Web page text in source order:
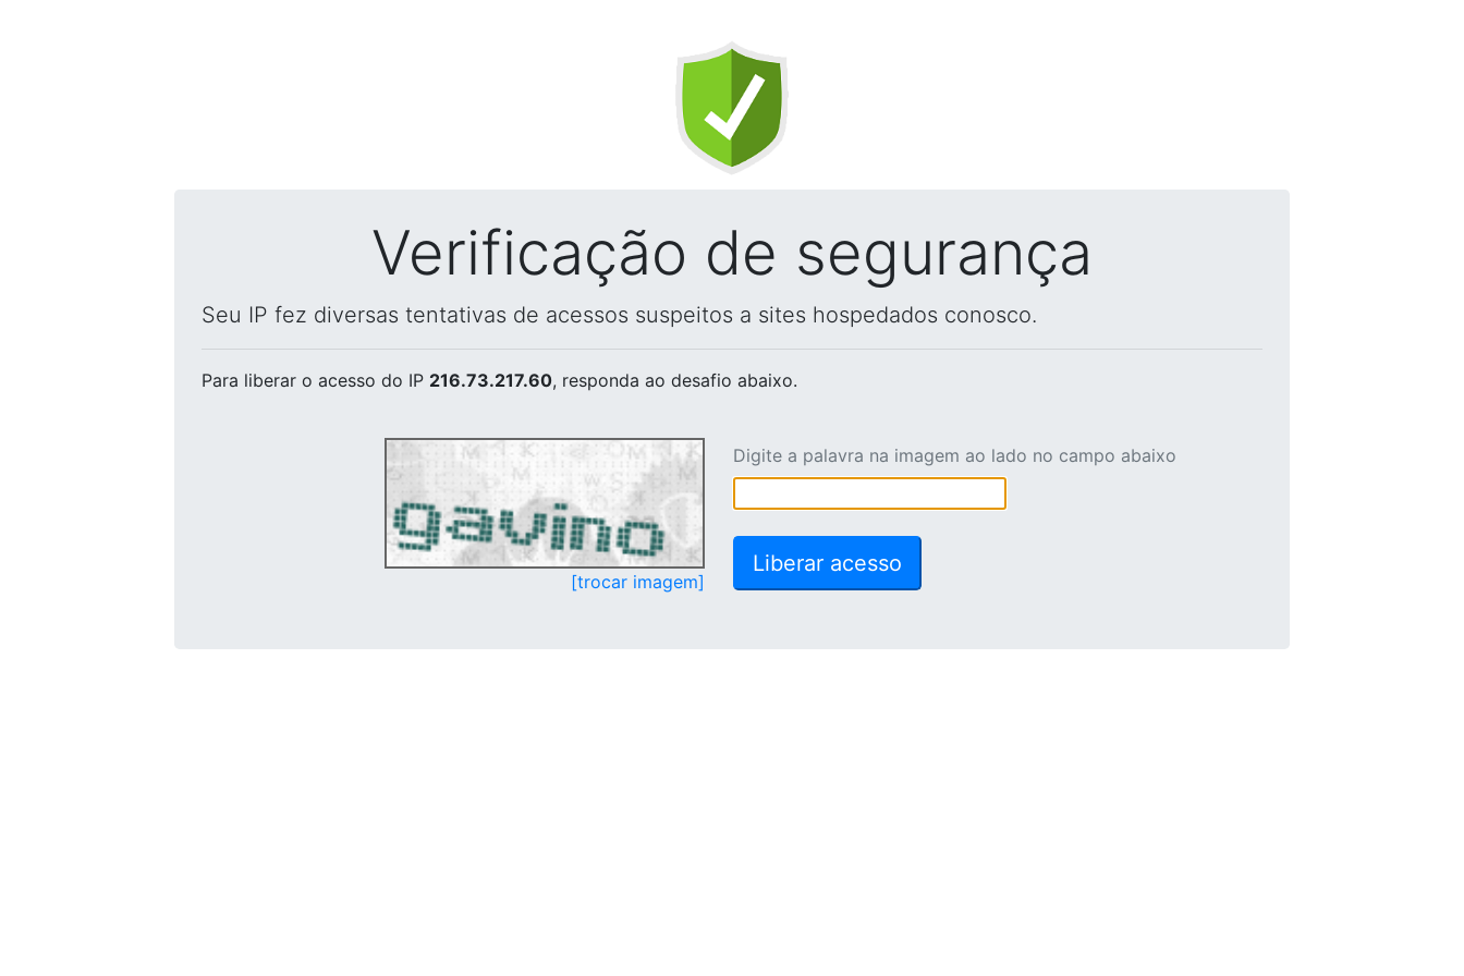
Verificação de segurança
Seu IP fez diversas tentativas de acessos suspeitos a sites hospedados conosco.
Para liberar o acesso do IP 216.73.217.60, responda ao desafio abaixo.
[trocar imagem]
Digite a palavra na imagem ao lado no campo abaixo